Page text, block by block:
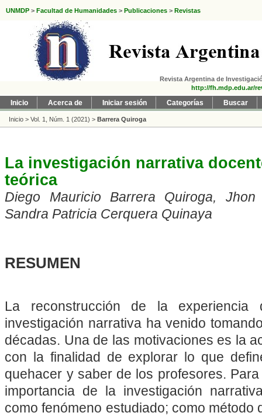
UNMDP > Facultad de Humanidades > Publicaciones > Revistas
Revista Argentina de
http://fh.mdp.edu.ar/
Inicio Acerca de Iniciar sesión Categorías Buscar
Inicio > Vol. 1, Núm. 1 (2021) > Barrera Quiroga
La investigación narrativa
teórica
Diego Mauricio Barrera Quiroga,
Sandra Patricia Cerquera Quinaya
RESUMEN
La reconstrucción de la
investigación narrativa ha venido
décadas. Una de las motivaciones es la
con la finalidad de explorar lo que
quehacer y saber de los profesores.
importancia de la investigación
como fenómeno estudiado; como método